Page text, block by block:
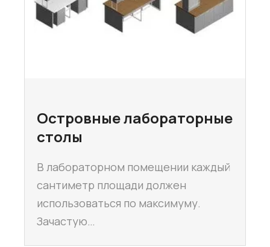
Островные лабораторные
столы
В лабораторном помещении каждый
сантиметр площади должен
использоваться по максимуму.
Зачастую…